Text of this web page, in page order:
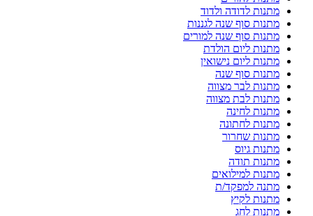
מתנות לדודה ולדוד
מתנות סוף שנה לגננות
מתנות סוף שנה למורים
מתנות ליום הולדת
מתנות ליום נישואין
מתנות סוף שנה
מתנות לבר מצווה
מתנות לבת מצווה
מתנות לחינה
מתנות לחתונה
מתנות שחרור
מתנות גיוס
מתנות תודה
מתנות למילואים
מתנה למפקד/ת
מתנות לקיץ
מתנות לחג